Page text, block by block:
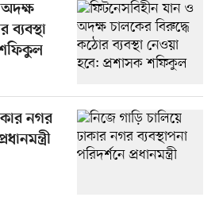
অদক্ষ
শফিকুল
নগর